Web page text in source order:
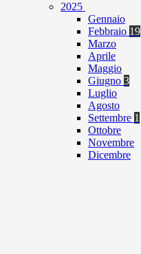
2025
Gennaio
Febbraio 19
Marzo
Aprile
Maggio
Giugno 3
Luglio
Agosto
Settembre 1
Ottobre
Novembre
Dicembre